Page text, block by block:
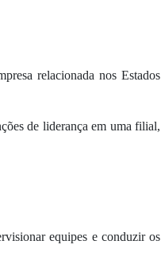
relacionada nos Estados
de liderança em uma filial,
equipes e conduzir os